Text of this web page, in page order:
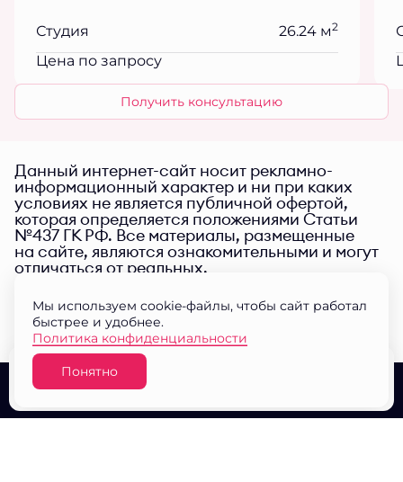
Студия 26.24 м2
Цена по запросу
Получить консультацию
Данный интернет-сайт носит рекламно-
информационный характер и ни при каких
условиях не является публичной офертой,
которая определяется положениями Статьи
№437 ГК РФ. Все материалы, размещенные
на сайте, являются ознакомительными и могут
отличаться от реальных.
О проекте Выбор квартир
Мы используем cookie-файлы, чтобы сайт работал
быстрее и удобнее.
Политика конфиденциальности
Понятно